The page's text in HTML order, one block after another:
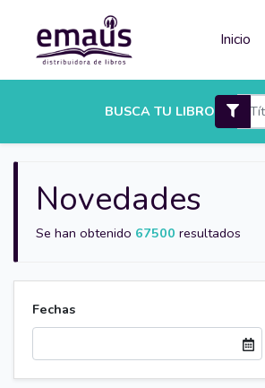
Inicio
BUSCA TU LIBRO
Novedades
Se han obtenido 67500 resultados
Fechas